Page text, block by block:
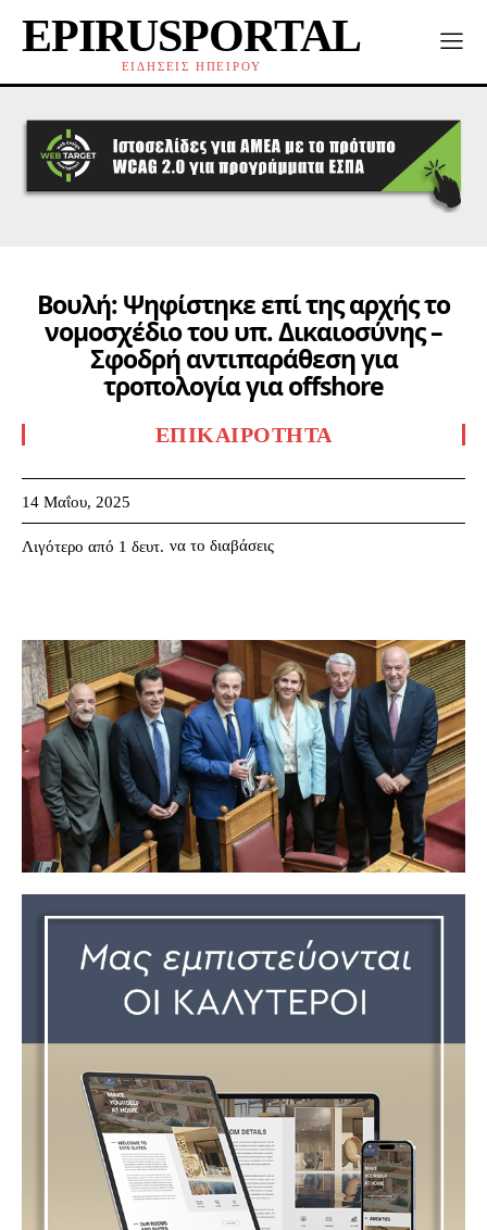
EPIRUSPORTAL
ΕΙΔΗΣΕΙΣ ΗΠΕΙΡΟΥ
Βουλή: Ψηφίστηκε επί της αρχής το
νομοσχέδιο του υπ. Δικαιοσύνης –
Σφοδρή αντιπαράθεση για
τροπολογία για offshore
ΕΠΙΚΑΙΡΌΤΗΤΑ
14 Μαΐου, 2025
Λιγότερο από 1 δευτ. να το διαβάσεις